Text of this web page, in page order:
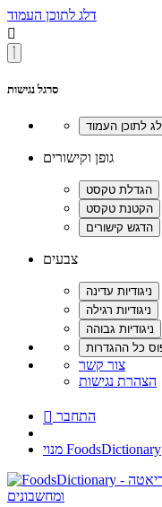
דלג לתוכן העמוד

סרגל נגישות
גופן וקישורים
צבעים
צור קשר
הצהרת נגישות
 התחבר
מנוי FoodsDictionary